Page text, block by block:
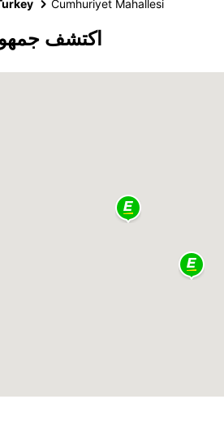
Cumhuriyet Mahallesi
اكتشف